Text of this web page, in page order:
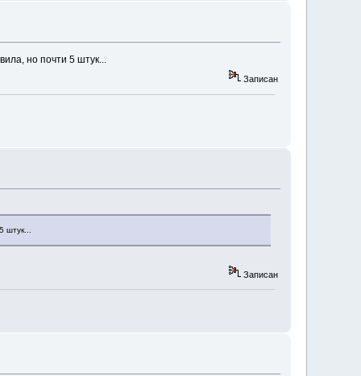
но почти 5 штук...
Записан
Записан